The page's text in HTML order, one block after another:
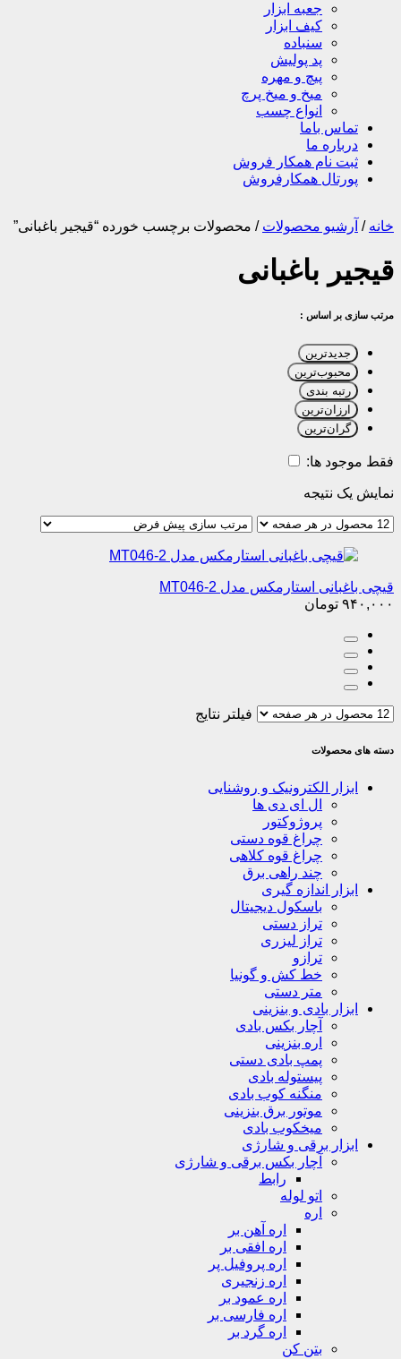
جعبه ابزار
کیف ابزار
سنباده
پد پولیش
پیچ و مهره
میخ و میخ پرچ
انواع چسب
تماس باما
درباره ما
ثبت نام همکار فروش
پورتال همکارفروش
خانه / آرشیو محصولات / محصولات برچسب خورده “قیجیر باغبانی”
قیجیر باغبانی
مرتب سازی بر اساس :
جدیدترین
محبوب‌ترین
رتبه بندی
ارزان‌ترین
گران‌ترین
فقط موجود ها:
نمایش یک نتیجه
قیچی باغبانی استارمکس مدل MT046-2
۹۴۰,۰۰۰ تومان
فیلتر نتایج
دسته های محصولات
ابزار الکترونیک و روشنایی
ال ای دی ها
پروژوکتور
چراغ قوه دستی
چراغ قوه کلاهی
چند راهی برق
ابزار اندازه گیری
باسکول دیجیتال
تراز دستی
تراز لیزری
ترازو
خط کش و گونیا
متر دستی
ابزار بادی و بنزینی
آچار بکس بادی
اره بنزینی
پمپ بادی دستی
پیستوله بادی
منگنه کوب بادی
موتور برق بنزینی
میخکوب بادی
ابزار برقی و شارژی
آچار بکس برقی و شارژی
رابط
اتو لوله
اره
اره آهن بر
اره افقی بر
اره پروفیل پر
اره زنجیری
اره عمود بر
اره فارسی بر
اره گرد بر
بتن کن